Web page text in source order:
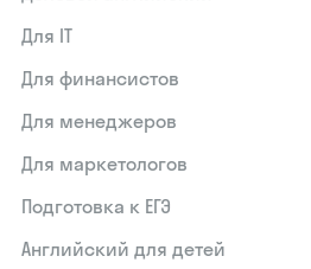
Для IT
Для финансистов
Для менеджеров
Для маркетологов
Подготовка к ЕГЭ
Английский для детей